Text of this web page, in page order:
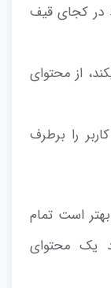
در کجای قیف
از محتوای
را برطرف
است تمام
یک محتوای